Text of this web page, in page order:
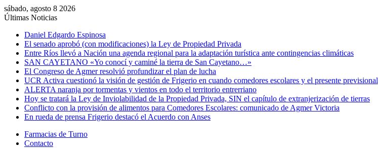
sábado, agosto 8 2026
Últimas Noticias
Daniel Edgardo Espinosa
El senado aprobó (con modificaciones) la Ley de Propiedad Privada
Entre Ríos llevó a Nación una agenda regional para la adaptación turística ante contingencias climáticas
SAN CAYETANO «Yo conocí y caminé la tierra de San Cayetano…»
El Congreso de Agmer resolvió profundizar el plan de lucha
UCR Activa cuestionó la visión de gestión de Frigerio en cuando comedores escolares y el presente previsional
ALERTA naranja por tormentas y vientos en todo el territorio entrerriano
Hoy se tratará la Ley de Inviolabilidad de la Propiedad Privada, SIN el capítulo de extranjerización de tierras
Conflicto con la provisión de alimentos para Comedores Escolares: comunicado de Agmer Victoria
En rueda de prensa Frigerio destacó el Acuerdo con Anses
Farmacias de Turno
Contacto